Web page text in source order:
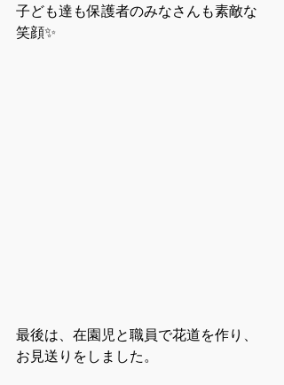
子ども達も保護者のみなさんも素敵な
笑顔✨
最後は、在園児と職員で花道を作り、
お見送りをしました。